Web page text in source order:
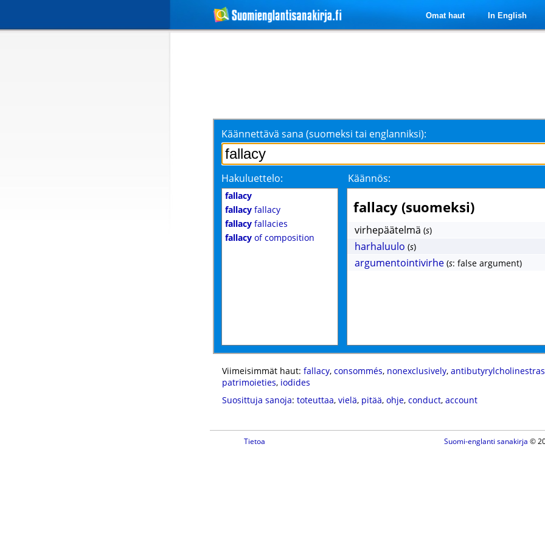
Omat haut In English
Käännettävä sana (suomeksi tai englanniksi):
Hakuluettelo: Käännös:
fallacy
fallacy fallacy
fallacy fallacies
fallacy of composition
fallacy (suomeksi)
virhepäätelmä (s)
harhaluulo (s)
argumentointivirhe (s: false argument)
Viimeisimmät haut: fallacy, consommés, nonexclusively,
patrimoieties, iodides
Suosittuja sanoja: toteuttaa, vielä, pitää, ohje, conduct, account
Tietoa Suomi-englanti sanakirja ©